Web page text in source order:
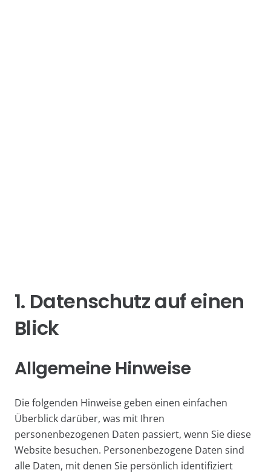
1. Datenschutz auf einen
Blick
Allgemeine Hinweise
Die folgenden Hinweise geben einen einfachen
Überblick darüber, was mit Ihren
personenbezogenen Daten passiert, wenn Sie diese
Website besuchen. Personenbezogene Daten sind
alle Daten, mit denen Sie persönlich identifiziert